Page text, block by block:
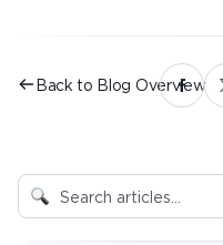
Back to Blog Overview